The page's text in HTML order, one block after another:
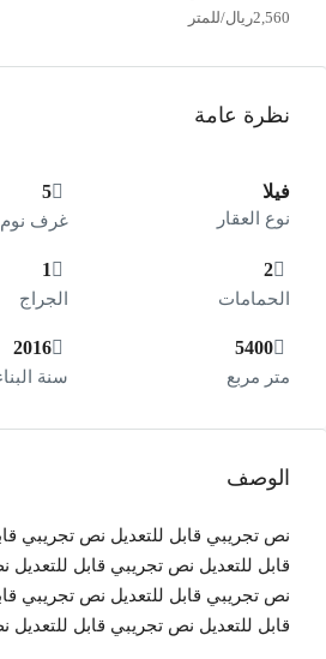
2,560ريال/للمتر
نظرة عامة
فيلا
نوع العقار
5
غرف نوم
2
الحمامات
1
الجراج
5400
متر مربع
2016
سنة
الوصف
نص تجريبي قابل للتعديل نص تجريبي
قابل للتعديل نص تجريبي قابل للتعديل
نص تجريبي قابل للتعديل نص تجريبي
قابل للتعديل نص تجريبي قابل للتعديل